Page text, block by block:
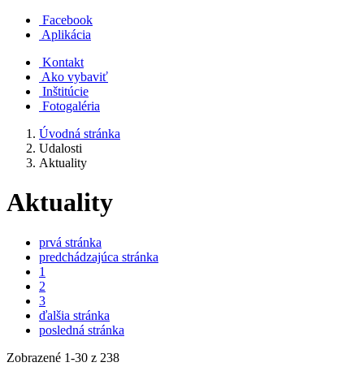
Facebook
Aplikácia
Kontakt
Ako vybaviť
Inštitúcie
Fotogaléria
Úvodná stránka
Udalosti
Aktuality
Aktuality
prvá stránka
predchádzajúca stránka
1
2
3
ďalšia stránka
posledná stránka
Zobrazené 1-30 z 238